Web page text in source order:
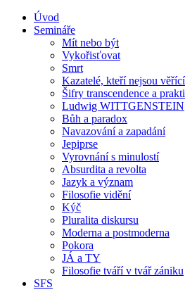
Úvod
Semináře
Mít nebo být
Vykořisťovat
Smrt
Kazatelé, kteří nejsou věřící
Šifry transcendence a
Ludwig WITTGENSTEIN
Bůh a paradox
Navazování a zapadání
Jepiprse
Vyrovnání s minulostí
Absurdita a revolta
Jazyk a význam
Filosofie vidění
Kýč
Pluralita diskursu
Moderna a postmoderna
Pokora
JÁ a TY
Filosofie tváří v tvář zániku
SFS